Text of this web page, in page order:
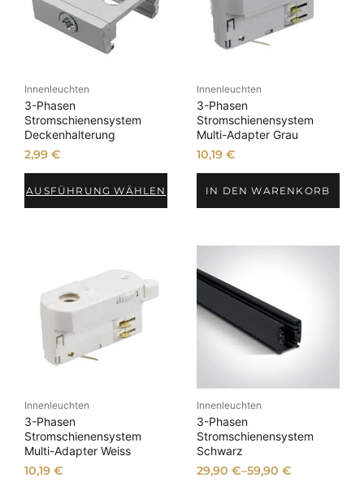
Innenleuchten
3-Phasen
Stromschienensystem
Deckenhalterung
2,99€
AUSFÜHRUNG WÄHLEN
Innenleuchten
3-Phasen
Stromschienensystem
Multi-Adapter Grau
10,19 €
IN DEN WARENKORB
Innenleuchten
3-Phasen
Stromschienensystem
Multi-Adapter Weiss
10,19€
Innenleuchten
3-Phasen
Stromschienensystem
Schwarz
29,90 €–59,90 €